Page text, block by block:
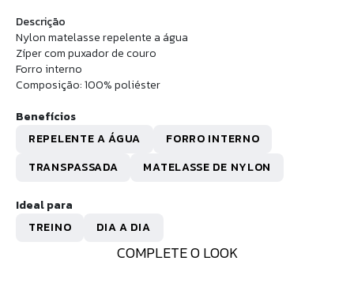
COMPLETE O LOOK
Descrição
Nylon matelasse repelente a água
Zíper com puxador de couro
Forro interno
Composição: 100% poliéster
Benefícios
REPELENTE A ÁGUA
FORRO INTERNO
TRANSPASSADA
MATELASSE DE NYLON
Ideal para
TREINO
DIA A DIA